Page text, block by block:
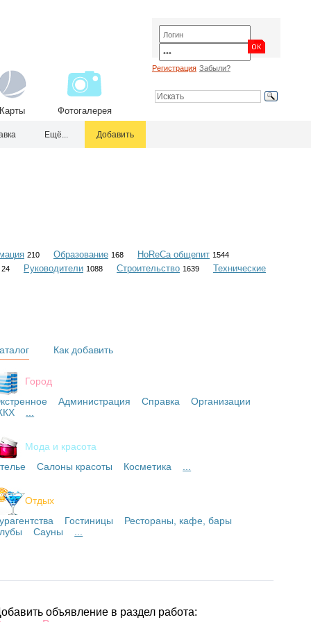
Карты Фотогалерея
Регистрация Забыли?
Ещё... Добавить
210 Образование 168 HoReCa общепит 1544
24 Руководители 1088 Строительство 1639
Технические
Город
Администрация Справка
Организации
Мода и красота
Салоны красоты Косметика
Отдых
Гостиницы
Рестораны, кафе, бары
Сауны
Как добавить
объявление в раздел работа: